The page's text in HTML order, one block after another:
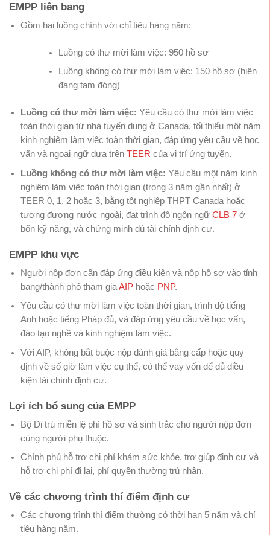
EMPP liên bang
Gồm hai luồng chính với chỉ tiêu hàng năm:
Luồng có thư mời làm việc: 950 hồ sơ
Luồng không có thư mời làm việc: 150 hồ sơ (hiện
đang tạm đóng)
Luồng có thư mời làm việc: Yêu cầu có thư mời làm việc
toàn thời gian từ nhà tuyển dụng ở Canada, tối thiểu một năm
kinh nghiệm làm việc toàn thời gian, đáp ứng yêu cầu về học
vấn và ngoại ngữ dựa trên TEER của vị trí ứng tuyển.
Luồng không có thư mời làm việc: Yêu cầu một năm kinh
nghiệm làm việc toàn thời gian (trong 3 năm gần nhất) ở
TEER 0, 1, 2 hoặc 3, bằng tốt nghiệp THPT Canada hoặc
tương đương nước ngoài, đạt trình độ ngôn ngữ CLB 7ở
bốn kỹ năng, và chứng minh đủ tài chính định cư.
EMPP khu vực
Người nộp đơn cần đáp ứng điều kiện và nộp hồ sơ vào tỉnh
bang/thành phố tham giaAIPhoặc PNP.
Yêu cầu có thư mời làm việc toàn thời gian, trình độ tiếng
Anh hoặc tiếng Pháp đủ, và đáp ứng yêu cầu về học vấn,
đào tạo nghề và kinh nghiệm làm việc.
Với AIP, không bắt buộc nộp đánh giá bằng cấp hoặc quy
định về số giờ làm việc cụ thể, có thể vay vốn để đủ điều
kiện tài chính định cư.
Lợi ích bổ sung của EMPP
Bộ Di trú miễn lệ phí hồ sơ và sinh trắc cho người nộp đơn
cùng người phụ thuộc.
Chính phủ hỗ trợ chi phí khám sức khỏe, trợ giúp định cư và
hỗ trợ chi phí đi lại, phí quyền thường trú nhân.
Về các chương trình thí điểm định cư
Các chương trình thí điểm thường có thời hạn 5 năm và chỉ
tiêu hàng năm.